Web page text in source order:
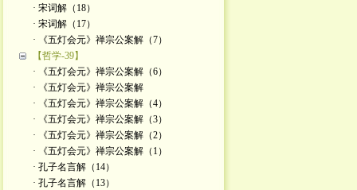
· 宋词解（18）
· 宋词解（17）
· 《五灯会元》禅宗公案解（7）
【哲学-39】
· 《五灯会元》禅宗公案解（6）
· 《五灯会元》禅宗公案解
· 《五灯会元》禅宗公案解（4）
· 《五灯会元》禅宗公案解（3）
· 《五灯会元》禅宗公案解（2）
· 《五灯会元》禅宗公案解（1）
· 孔子名言解（14）
· 孔子名言解（13）